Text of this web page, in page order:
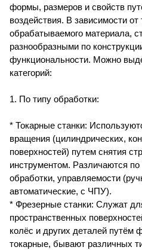
формы, размеров и свойств
воздействия. В зависимости от
обрабатываемого материала,
разнообразными по
функциональности. Можно
категорий:
1. По типу обработки:
* Токарные станки:
вращения (цилиндрических,
поверхностей) путем снятия
инструментом. Различаются
обработки, управляемости
автоматические, с ЧПУ).
* Фрезерные станки: Служат
пространственных
колёс и других деталей путём
токарные, бывают различных